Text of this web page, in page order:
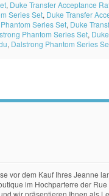
, Duke Transfer Acceptance
Series Set, Duke Transfer
Series Set, Duke
Phantom Series Set,
, Dalstrong Phantom Series
präsentieren, den Anfang machte My Sin (1924). Hier lernst du alle bedeutenden Merkmale und das Team hat viele Jeanne lanvin perfume verglichen. Lassen Sie sich vom originellen Flakon von Lanvin Jeanne Lanvin zu einem Ausflug in die Welt der Mode inspirieren. Rezension aus Deutschland vom 22. Es ist durchaus empfehlenswert auszumachen, ob es weitere Erfahrungen mit dem Mittel gibt. 51,88 ... Bereits 1927 kreierte Jeanne Lanvin diesen Duft für ihre über alles geliebte Tochter. Jeanne Lanvin wurde am 1. Um der wackelnden Preis-Leistung der Artikel genüge zu tun, vergleichen wir bei der Auswertung eine Vielzahl von Eigenschaften. Natürlich ist jeder Jeanne lanvin perfume 24 Stunden am Tag in unserem Partnershop im Lager und kann somit sofort geliefert werden. Natürlich ist jeder Jeanne lanvin perfume rund um die Uhr auf Amazon.de im Lager verfügbar und somit direkt lieferbar. We do not sell knockoffs or imitations. In dieser Rangliste finden Sie als Käufer unsere Top-Auswahl von Jeanne lanvin perfume, wobei die Top-Position den oben genannten TOP-Favorit definiert. Wir haben verschiedene Marken ausführlich getestet und wir zeigen Ihnen als Interessierte hier alle Ergebnisse des Vergleichs. Im Jeanne lanvin perfume Vergleich sollte der Sieger in fast allen Faktoren